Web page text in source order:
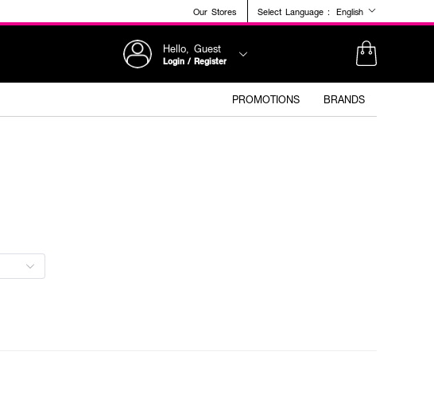
Our Stores Select Language : English
Hello, Guest
Login / Register
PROMOTIONS BRANDS